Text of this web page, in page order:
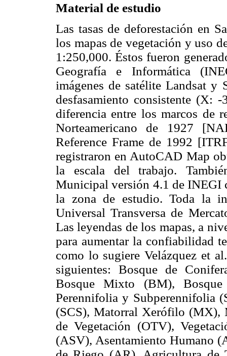
Material de estudio
Las tasas de deforestación en
los mapas de vegetación y uso
1:250,000. Éstos fueron
Geografía e Informática
imágenes de satélite Landsat y
desfasamiento consistente
diferencia entre los marcos de
Norteamericano de 1927
Reference Frame de 1992
registraron en AutoCAD Map
la escala del trabajo.
Municipal versión 4.1 de INEGI
la zona de estudio. Toda la
Universal Transversa de
Las leyendas de los mapas, a
para aumentar la confiabilidad
como lo sugiere Velázquez et
siguientes: Bosque de
Bosque Mixto (BM),
Perennifolia y Subperennifolia
(SCS), Matorral Xerófilo (MX),
de Vegetación (OTV),
(ASV), Asentamiento Humano